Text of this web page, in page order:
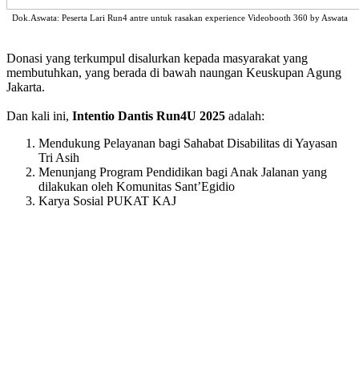
Dok.Aswata: Peserta Lari Run4 antre untuk rasakan experience Videobooth 360 by Aswata
Donasi yang terkumpul disalurkan kepada masyarakat yang
membutuhkan, yang berada di bawah naungan Keuskupan Agung
Jakarta.
Dan kali ini, Intentio Dantis Run4U 2025 adalah:
Mendukung Pelayanan bagi Sahabat Disabilitas di Yayasan
Tri Asih
Menunjang Program Pendidikan bagi Anak Jalanan yang
dilakukan oleh Komunitas Sant’Egidio
Karya Sosial PUKAT KAJ